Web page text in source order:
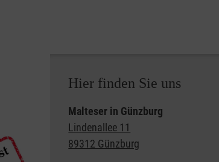
Hier finden Sie uns
Malteser in Günzburg
Lindenallee 11
89312 Günzburg